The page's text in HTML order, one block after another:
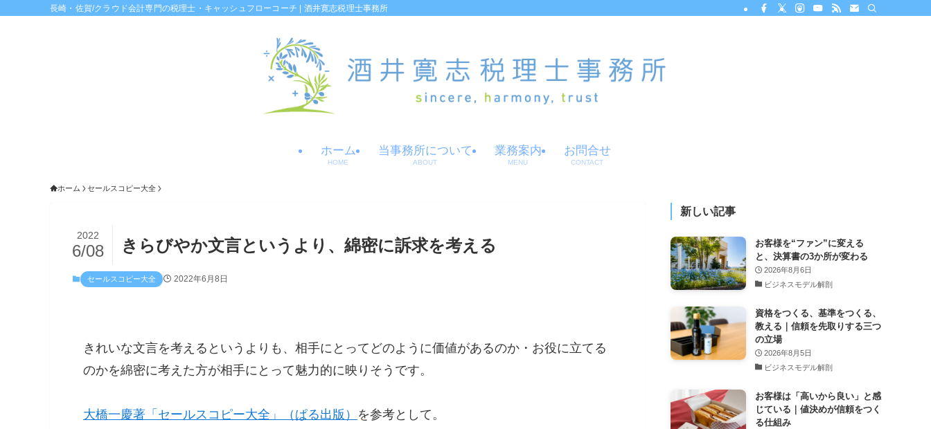
長崎・佐賀/クラウド会計専門の税理士・キャッシュフローコーチ | 酒井寛志税理士事務所
ホーム
HOME
当事務所について
ABOUT
業務案内
MENU
お問合せ
CONTACT
ホーム セールスコピー大全
きらびやか文言というより、綿密に訴求を考える
2022
6/08
セールスコピー大全 2022年6月8日
きれいな文言を考えるというよりも、相手にとってどのように価値があるのか・お役に立てる
のかを綿密に考えた方が相手にとって魅力的に映りそうです。
大橋一慶著「セールスコピー大全」（ぱる出版） を参考として。
新しい記事
お客様を“ファン”に変える
と、決算書の3か所が変わる
2026年8月6日
ビジネスモデル解剖
資格をつくる、基準をつくる、
教える｜信頼を先取りする三つ
の立場
2026年8月5日
ビジネスモデル解剖
お客様は「高いから良い」と感
じている｜値決めが信頼をつく
る仕組み